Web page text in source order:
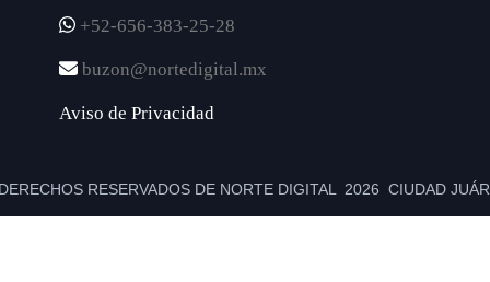
+52-656-383-25-28
buzon@nortedigital.mx
Aviso de Privacidad
RESERVADOS DE NORTE DIGITAL 2026 CIUDAD